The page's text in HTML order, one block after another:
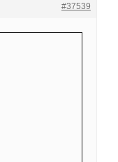
#37539